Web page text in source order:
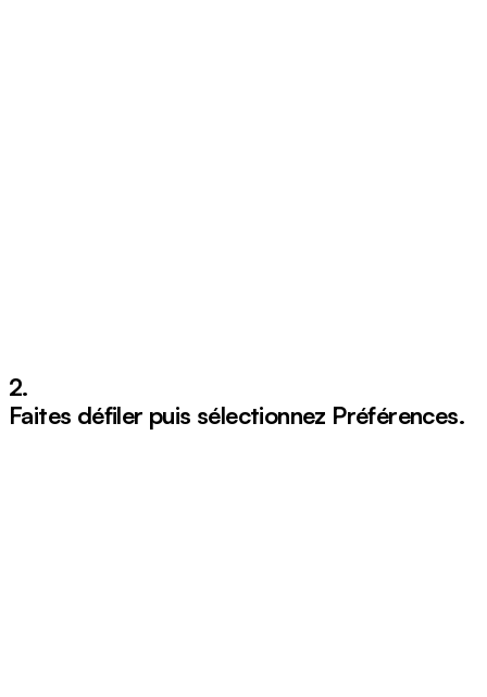
2.
Faites défiler puis sélectionnez Préférences.